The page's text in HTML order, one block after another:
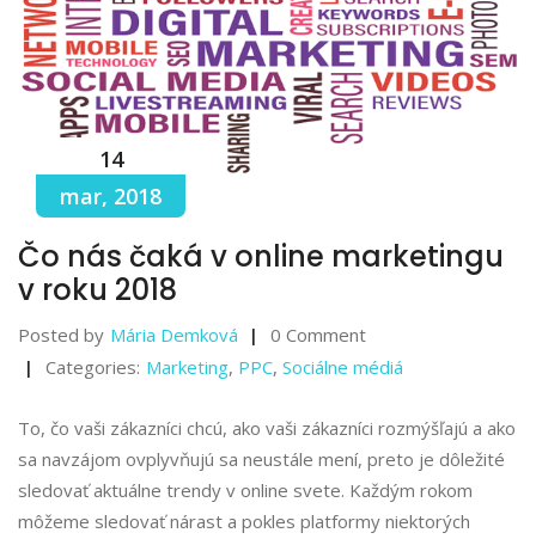
14
mar, 2018
Čo nás čaká v online marketingu
v roku 2018
Posted by Mária Demková
0 Comment
Categories: Marketing, PPC, Sociálne médiá
To, čo vaši zákazníci chcú, ako vaši zákazníci rozmýšľajú a ako
sa navzájom ovplyvňujú sa neustále mení, preto je dôležité
sledovať aktuálne trendy v online svete. Každým rokom
môžeme sledovať nárast a pokles platformy niektorých